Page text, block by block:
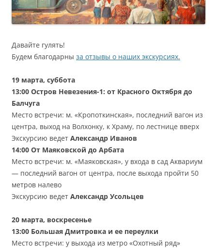
Давайте гулять!
Будем благодарны за отзывы о наших экскурсиях.
19 марта, суббота
13:00 Остров Невезения-1: от Красного Октября до
Балчуга
Место встречи: м. «Кропоткинская», последний вагон из
центра, выход на Волхонку, к Храму, по лестнице вверх
Экскурсию ведет Александр Иванов
14:00 От Маяковской до Арбата
Место встречи: м. «Маяковская», у входа в сад Аквариум
— последний вагон от центра, после выхода пройти 50
метров налево
Экскурсию ведет Александр Усольцев
20 марта, воскресенье
13:00 Большая Дмитровка и ее переулки
Место встречи: у выхода из метро «Охотный ряд»